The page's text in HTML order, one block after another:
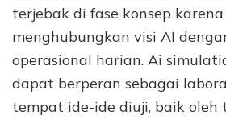
terjebak di fase konsep
menghubungkan visi AI
operasional harian. Ai
dapat berperan sebagai
tempat ide-ide diuji, baik oleh